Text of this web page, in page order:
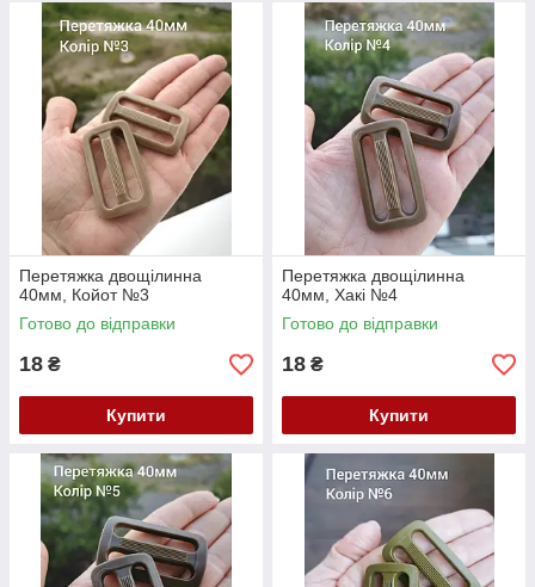
Перетяжка двощілинна
40мм, Койот №3
Готово до відправки
18 ₴
Купити
Перетяжка двощілинна
40мм, Хакі №4
Готово до відправки
18 ₴
Купити